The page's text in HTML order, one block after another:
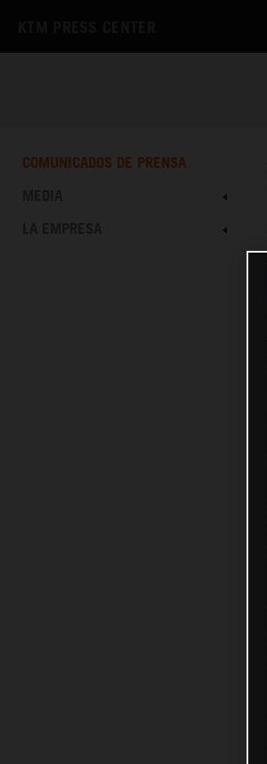
COMUNICADOS DE PRENSA